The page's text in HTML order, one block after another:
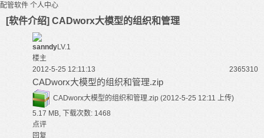
配管软件 个人中心
[软件介绍] CADworx大模型的组织和管理
sanndyLV.1
楼主
2012-5-25 12:11:13
2365310
CADworx大模型的组织和管理.zip
CADworx大模型的组织和管理.zip (2012-5-25 12:11 上传)
5.17 MB, 下载次数: 1468
点评
回复